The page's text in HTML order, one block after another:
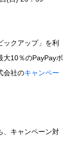
クアップ」を利
大10％のPayPayボ
会社のキャンペー
、キャンペーン対